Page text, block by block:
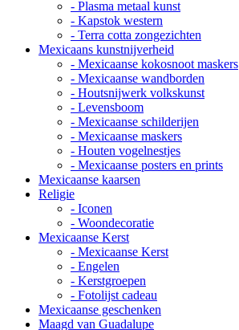
- Plasma metaal kunst
- Kapstok western
- Terra cotta zongezichten
Mexicaans kunstnijverheid
- Mexicaanse kokosnoot maskers
- Mexicaanse wandborden
- Houtsnijwerk volkskunst
- Levensboom
- Mexicaanse schilderijen
- Mexicaanse maskers
- Houten vogelnestjes
- Mexicaanse posters en prints
Mexicaanse kaarsen
Religie
- Iconen
- Woondecoratie
Mexicaanse Kerst
- Mexicaanse Kerst
- Engelen
- Kerstgroepen
- Fotolijst cadeau
Mexicaanse geschenken
Maagd van Guadalupe